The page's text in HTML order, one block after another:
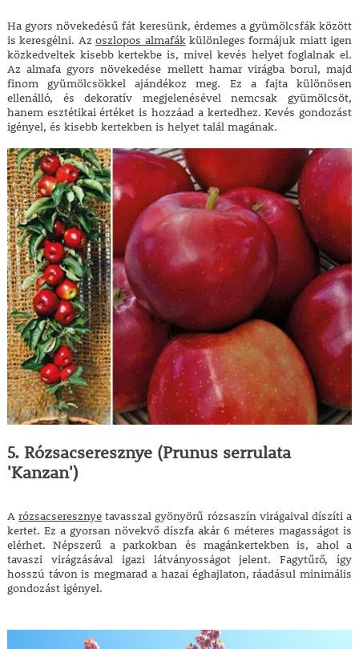
Ha gyors növekedésű fát keresünk, érdemes a gyümölcsfák között
is keresgélni. Azoszlopos almafákkülönleges formájuk miatt igen
közkedveltek kisebb kertekbe is, mivel kevés helyet foglalnak el.
Az almafa gyors növekedése mellett hamar virágba borul, majd
finom gyümölcsökkel ajándékoz meg. Ez a fajta különösen
ellenálló, és dekoratív megjelenésével nemcsak gyümölcsöt,
hanem esztétikai értéket is hozzáad a kertedhez. Kevés gondozást
igényel, és kisebb kertekben is helyet talál magának.
5. Rózsacseresznye (Prunus serrulata
'Kanzan')
Arózsacseresznye tavasszal gyönyörű rózsaszín virágaival díszíti a
kertet. Ez a gyorsan növekvő díszfa akár 6 méteres magasságot is
elérhet. Népszerű a parkokban és magánkertekben is, ahol a
tavaszi virágzásával igazi látványosságot jelent. Fagytűrő, így
hosszú távon is megmarad a hazai éghajlaton, ráadásul minimális
gondozást igényel.